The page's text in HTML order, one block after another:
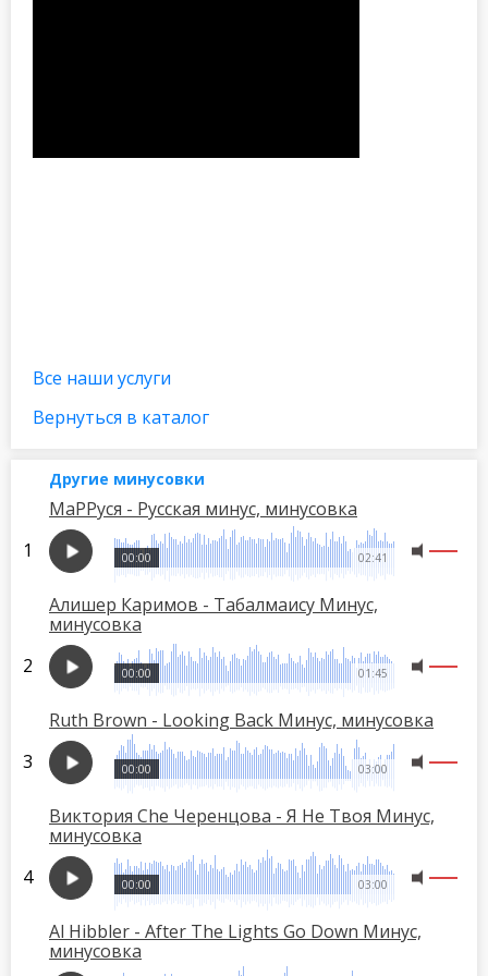
Все наши услуги
Вернуться в каталог
Другие минусовки
МаРРуся - Русская минус, минусовка
02:41
00:00
Алишер Каримов - Табалмаисy Минус,
минусовка
01:45
00:00
Ruth Brown - Looking Back Минус, минусовка
03:00
00:00
Виктория Che Черенцова - Я Не Твоя Минус,
минусовка
03:00
00:00
Al Hibbler - After The Lights Go Down Минус,
минусовка